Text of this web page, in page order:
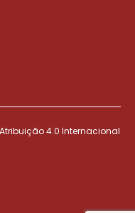
4.0 Internacional